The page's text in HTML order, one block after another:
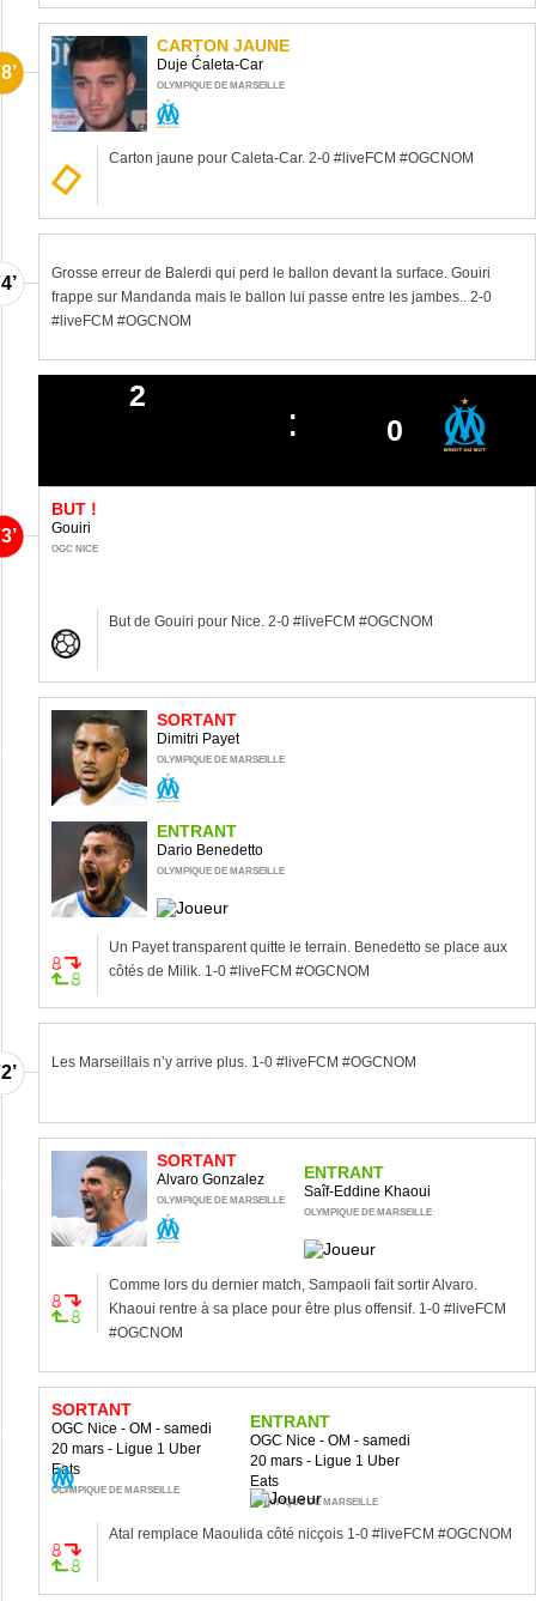
CARTON JAUNE
Duje Ćaleta-Car
OLYMPIQUE DE MARSEILLE
Carton jaune pour Caleta-Car. 2-0 #liveFCM #OGCNOM
Grosse erreur de Balerdi qui perd le ballon devant la surface. Gouiri
frappe sur Mandanda mais le ballon lui passe entre les jambes.. 2-0
#liveFCM #OGCNOM
2
0
BUT !
Gouiri
OGC NICE
But de Gouiri pour Nice. 2-0 #liveFCM #OGCNOM
SORTANT
Dimitri Payet
OLYMPIQUE DE MARSEILLE
ENTRANT
Dario Benedetto
OLYMPIQUE DE MARSEILLE
Un Payet transparent quitte le terrain. Benedetto se place aux
côtés de Milik. 1-0 #liveFCM #OGCNOM
Les Marseillais n’y arrive plus. 1-0 #liveFCM #OGCNOM
SORTANT
Alvaro Gonzalez
OLYMPIQUE DE MARSEILLE
ENTRANT
Saîf-Eddine Khaoui
OLYMPIQUE DE MARSEILLE
Comme lors du dernier match, Sampaoli fait sortir Alvaro.
Khaoui rentre à sa place pour être plus offensif. 1-0 #liveFCM
#OGCNOM
SORTANT
OGC Nice - OM - samedi
20 mars - Ligue 1 Uber
Eats
OLYMPIQUE DE MARSEILLE
ENTRANT
OGC Nice - OM - samedi
20 mars - Ligue 1 Uber
Eats
OLYMPIQUE DE MARSEILLE
Atal remplace Maoulida côté nicçois 1-0 #liveFCM #OGCNOM